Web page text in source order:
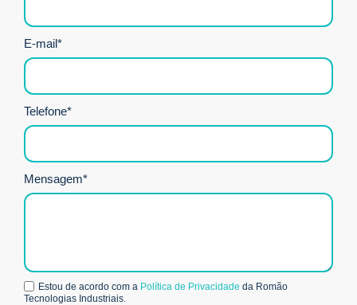
E-mail*
Telefone*
Mensagem*
Estou de acordo com a Política de Privacidade da Romão
Tecnologias Industriais.